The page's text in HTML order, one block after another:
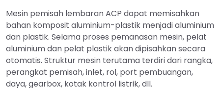
Mesin pemisah lembaran ACP dapat memisahkan
bahan komposit aluminium-plastik menjadi aluminium
dan plastik. Selama proses pemanasan mesin, pelat
aluminium dan pelat plastik akan dipisahkan secara
otomatis. Struktur mesin terutama terdiri dari rangka,
perangkat pemisah, inlet, rol, port pembuangan,
daya, gearbox, kotak kontrol listrik, dll.